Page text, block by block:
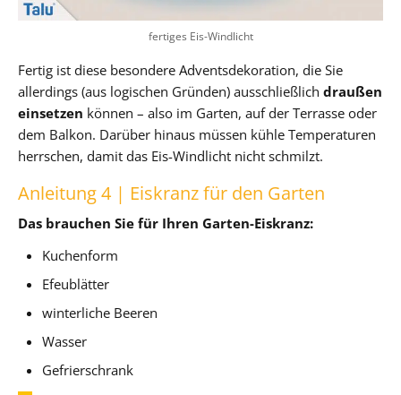
fertiges Eis-Windlicht
Fertig ist diese besondere Adventsdekoration, die Sie
allerdings (aus logischen Gründen) ausschließlich draußen
einsetzen können – also im Garten, auf der Terrasse oder
dem Balkon. Darüber hinaus müssen kühle Temperaturen
herrschen, damit das Eis-Windlicht nicht schmilzt.
Anleitung 4 | Eiskranz für den Garten
Das brauchen Sie für Ihren Garten-Eiskranz:
Kuchenform
Efeublätter
winterliche Beeren
Wasser
Gefrierschrank